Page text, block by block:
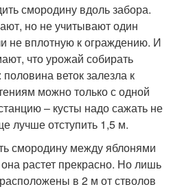
смородину вдоль забора.
но не учитывают один
не вплотную к ограждению. И
что урожай собирать
веток залезла к
можно только с одной
– кусты надо сажать не
лучше отступить 1,5 м.
смородину между яблонями
растет прекрасно. Но лишь
в 2 м от стволов